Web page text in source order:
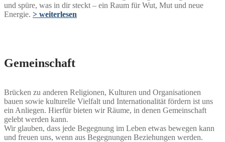
und spüre, was in dir steckt – ein Raum für Wut, Mut und neue
Energie. > weiterlesen
Gemeinschaft
Brücken zu anderen Religionen, Kulturen und Organisationen
bauen sowie kulturelle Vielfalt und Internationalität fördern ist uns
ein Anliegen. Hierfür bieten wir Räume, in denen Gemeinschaft
gelebt werden kann.
Wir glauben, dass jede Begegnung im Leben etwas bewegen kann
und freuen uns, wenn aus Begegnungen Beziehungen werden.